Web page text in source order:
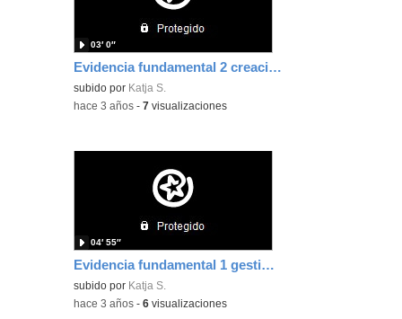
Evidencia fundamental 2 creacion de contenidos digitales B1.2
subido por Katja S.
03′ 0″
-hace 3 años -7 visualizaciones
Evidencia fundamental 1 gestion de plataformas de aprendizaje y evaluacion B1.1
subido por Katja S.
04′ 55″
-hace 3 años -6 visualizaciones